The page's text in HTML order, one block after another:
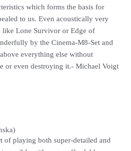
which forms the basis for
to us. Even acoustically very
like Lone Survivor or Edge of
by the Cinema-M8-Set and
everything else without
or even destroying it.- Michael Voigt
of playing both super-detailed and